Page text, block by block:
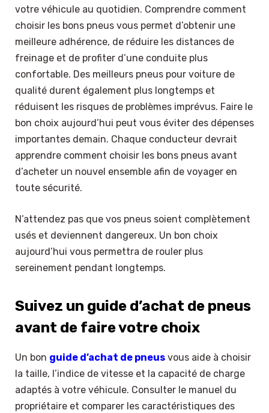
votre véhicule au quotidien. Comprendre comment
choisir les bons pneus vous permet d’obtenir une
meilleure adhérence, de réduire les distances de
freinage et de profiter d’une conduite plus
confortable. Des meilleurs pneus pour voiture de
qualité durent également plus longtemps et
réduisent les risques de problèmes imprévus. Faire le
bon choix aujourd’hui peut vous éviter des dépenses
importantes demain. Chaque conducteur devrait
apprendre comment choisir les bons pneus avant
d’acheter un nouvel ensemble afin de voyager en
toute sécurité.
N’attendez pas que vos pneus soient complètement
usés et deviennent dangereux. Un bon choix
aujourd’hui vous permettra de rouler plus
sereinement pendant longtemps.
Suivez un guide d’achat de pneus
avant de faire votre choix
Un bon guide d’achat de pneus vous aide à choisir
la taille, l’indice de vitesse et la capacité de charge
adaptés à votre véhicule. Consulter le manuel du
propriétaire et comparer les caractéristiques des